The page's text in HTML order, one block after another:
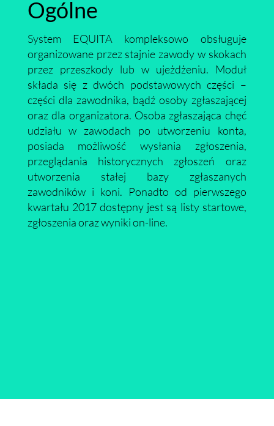
Ogólne
System EQUITA kompleksowo obsługuje
organizowane przez stajnie zawody w skokach
przez przeszkody lub w ujeżdżeniu. Moduł
składa się z dwóch podstawowych części –
części dla zawodnika, bądź osoby zgłaszającej
oraz dla organizatora. Osoba zgłaszająca chęć
udziału w zawodach po utworzeniu konta,
posiada możliwość wysłania zgłoszenia,
przeglądania historycznych zgłoszeń oraz
utworzenia stałej bazy zgłaszanych
zawodników i koni. Ponadto od pierwszego
kwartału 2017 dostępny jest są listy startowe,
zgłoszenia oraz wyniki on-line.